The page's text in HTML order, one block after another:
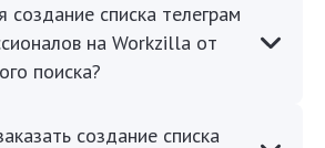
создание списка телеграм
на Workzilla от
поиска?
создание списка